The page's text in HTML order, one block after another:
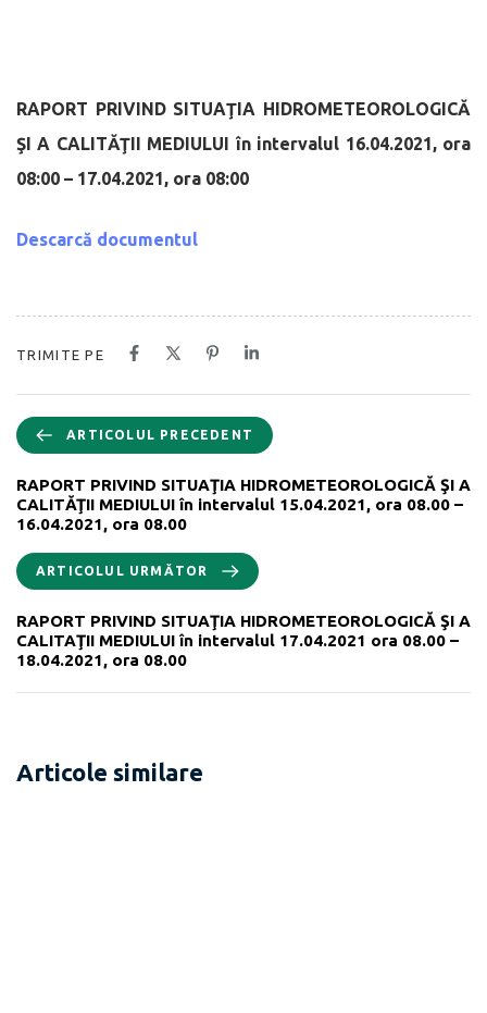
RAPORT PRIVIND SITUAŢIA HIDROMETEOROLOGICĂ
ŞI A CALITĂŢII MEDIULUI în intervalul 16.04.2021, ora
08:00 – 17.04.2021, ora 08:00
Descarcă documentul
TRIMITE PE
ARTICOLUL PRECEDENT
RAPORT PRIVIND SITUAŢIA HIDROMETEOROLOGICĂ ŞI A
CALITĂŢII MEDIULUI în intervalul 15.04.2021, ora 08.00 –
16.04.2021, ora 08.00
ARTICOLUL URMĂTOR
RAPORT PRIVIND SITUAŢIA HIDROMETEOROLOGICĂ ŞI A
CALITAŢII MEDIULUI în intervalul 17.04.2021 ora 08.00 –
18.04.2021, ora 08.00
Articole similare